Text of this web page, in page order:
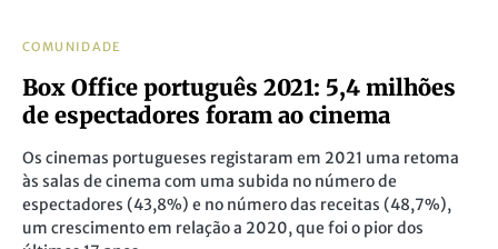
COMUNIDADE
Box Office português 2021: 5,4 milhões
de espectadores foram ao cinema
Os cinemas portugueses registaram em 2021 uma retoma
às salas de cinema com uma subida no número de
espectadores (43,8%) e no número das receitas (48,7%),
um crescimento em relação a 2020, que foi o pior dos